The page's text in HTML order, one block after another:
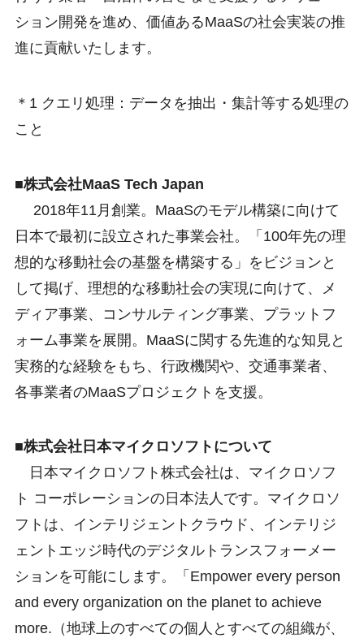
ション開発を進め、価値あるMaaSの社会実装の推
進に貢献いたします。
＊1 クエリ処理：データを抽出・集計等する処理の
こと
■株式会社MaaS Tech Japan
2018年11月創業。MaaSのモデル構築に向けて
日本で最初に設立された事業会社。「100年先の理
想的な移動社会の基盤を構築する」をビジョンと
して掲げ、理想的な移動社会の実現に向けて、メ
ディア事業、コンサルティング事業、プラットフ
ォーム事業を展開。MaaSに関する先進的な知見と
実務的な経験をもち、行政機関や、交通事業者、
各事業者のMaaSプロジェクトを支援。
■株式会社日本マイクロソフトについて
日本マイクロソフト株式会社は、マイクロソフ
ト コーポレーションの日本法人です。マイクロソ
フトは、インテリジェントクラウド、インテリジ
ェントエッジ時代のデジタルトランスフォーメー
ションを可能にします。「Empower every person
and every organization on the planet to achieve
more.（地球上のすべての個人とすべての組織が、